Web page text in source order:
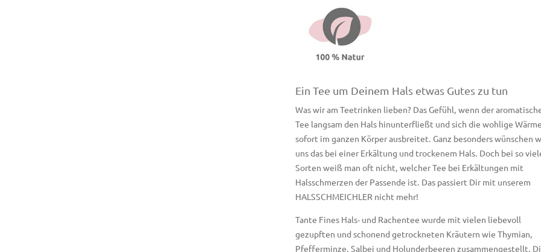
Ein Tee um Deinem Hals etwas Gutes zu tun
Was wir am Teetrinken lieben? Das Gefühl, wenn der
Tee langsam den Hals hinunterfließt und sich die wohlige Wärme
sofort im ganzen Körper ausbreitet. Ganz besonders wünschen
uns das bei einer Erkältung und trockenem Hals. Doch bei so
Sorten weiß man oft nicht, welcher Tee bei Erkältungen mit
Halsschmerzen der Passende ist. Das passiert Dir mit unserem
HALSSCHMEICHLER nicht mehr!
Tante Fines Hals- und Rachentee wurde mit vielen liebevoll
gezupften und schonend getrockneten Kräutern wie Thymian,
Pfefferminze, Salbei und Holunderbeeren zusammengestellt.